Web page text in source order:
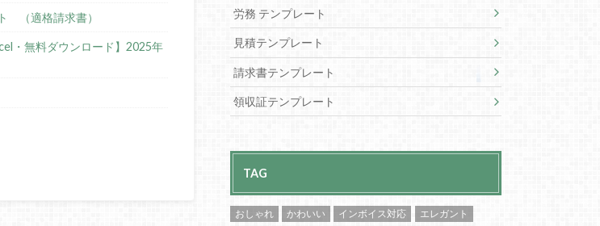
（適格請求書）
・無料ダウンロード】2025年
労務 テンプレート
見積テンプレート
請求書テンプレート
領収証テンプレート
TAG
おしゃれ かわいい インボイス対応
エレガント